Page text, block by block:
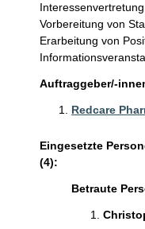
Vorbereitung von
Erarbeitung von
Auftraggeber/-
Redcare
Eingesetzte
(4):
Betraute